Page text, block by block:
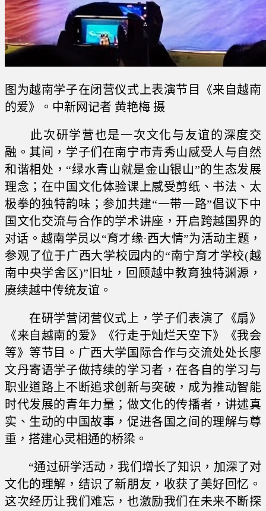
图为越南学子在闭营仪式上表演节目《来自越南
的爱》。中新网记者 黄艳梅 摄
此次研学营也是一次文化与友谊的深度交
融。其间，学子们在南宁市青秀山感受人与自然
和谐相处，“绿水青山就是金山银山”的生态发展
理念；在中国文化体验课上感受剪纸、书法、太
极拳的独特韵味；参加共建“一带一路”倡议下中
国文化交流与合作的学术讲座，开启跨越国界的
对话。越南学员以“育才缘·西大情”为活动主题，
参观了位于广西大学校园内的“南宁育才学校(越
南中央学舍区)”旧址，回顾越中教育独特渊源，
赓续越中传统友谊。
在研学营闭营仪式上，学子们表演了《扇》
《来自越南的爱》《行走于灿烂天空下》《我会
等》等节目。广西大学国际合作与交流处处长廖
文丹寄语学子做持续的学习者，在各自的学习与
职业道路上不断追求创新与突破，成为推动智能
时代发展的青年力量；做文化的传播者，讲述真
实、生动的中国故事，促进各国之间的理解与尊
重，搭建心灵相通的桥梁。
“通过研学活动，我们增长了知识，加深了对
文化的理解，结识了新朋友，收获了美好回忆。
这次经历让我们难忘，也激励我们在未来不断探